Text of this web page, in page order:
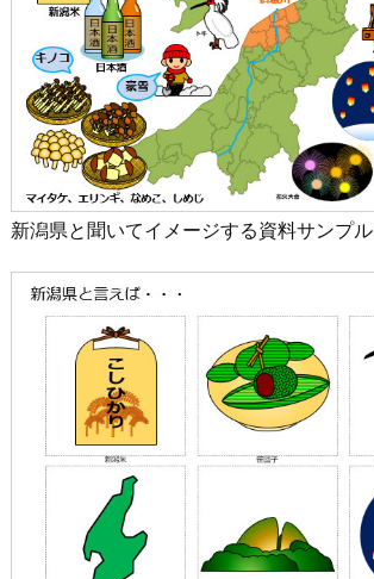
新潟県と聞いてイメージする資料サンプル